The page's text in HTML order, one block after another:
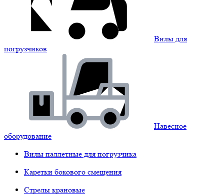
Вилы для
погрузчиков
Навесное
оборудование
Вилы паллетные для погрузчика
Каретки бокового смещения
Стрелы крановые